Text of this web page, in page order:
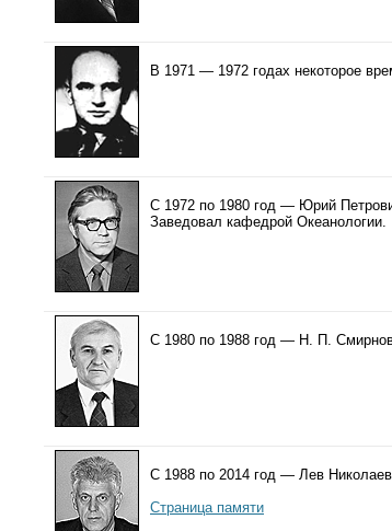
В 1971 — 1972 годах некоторое
С 1972 по 1980 год — Юрий
Заведовал кафедрой Океанологии.
С 1980 по 1988 год — Н. П.
С 1988 по 2014 год — Лев
Страница памяти